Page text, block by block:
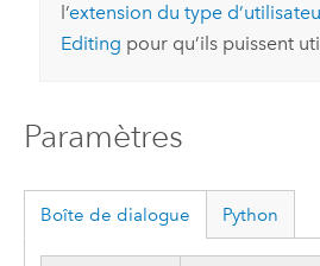
l’extension du type
Editing pour qu’ils puissent
Paramètres
Boîte de dialogue Python